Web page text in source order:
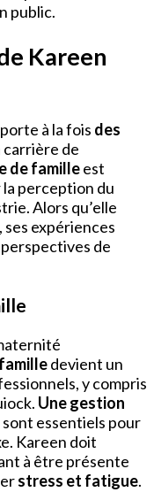
public.
Kareen
à la fois des
carrière de
de familleest
perception du
Alors qu’elle
expériences
de
devient un
y compris
Une gestion
sont essentiels pour
Kareen doit
à être présente
stress et fatigue.